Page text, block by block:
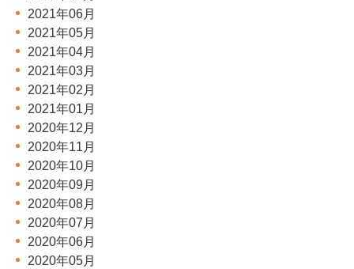
2021年06月
2021年05月
2021年04月
2021年03月
2021年02月
2021年01月
2020年12月
2020年11月
2020年10月
2020年09月
2020年08月
2020年07月
2020年06月
2020年05月